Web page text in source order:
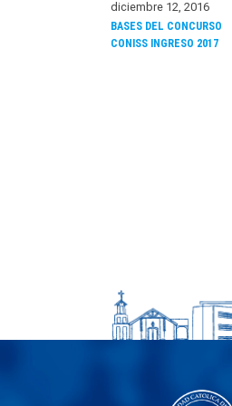
diciembre 12, 2016
BASES DEL CONCURSO
CONISS INGRESO 2017